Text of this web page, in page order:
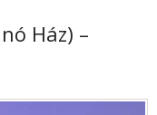
Ház) –